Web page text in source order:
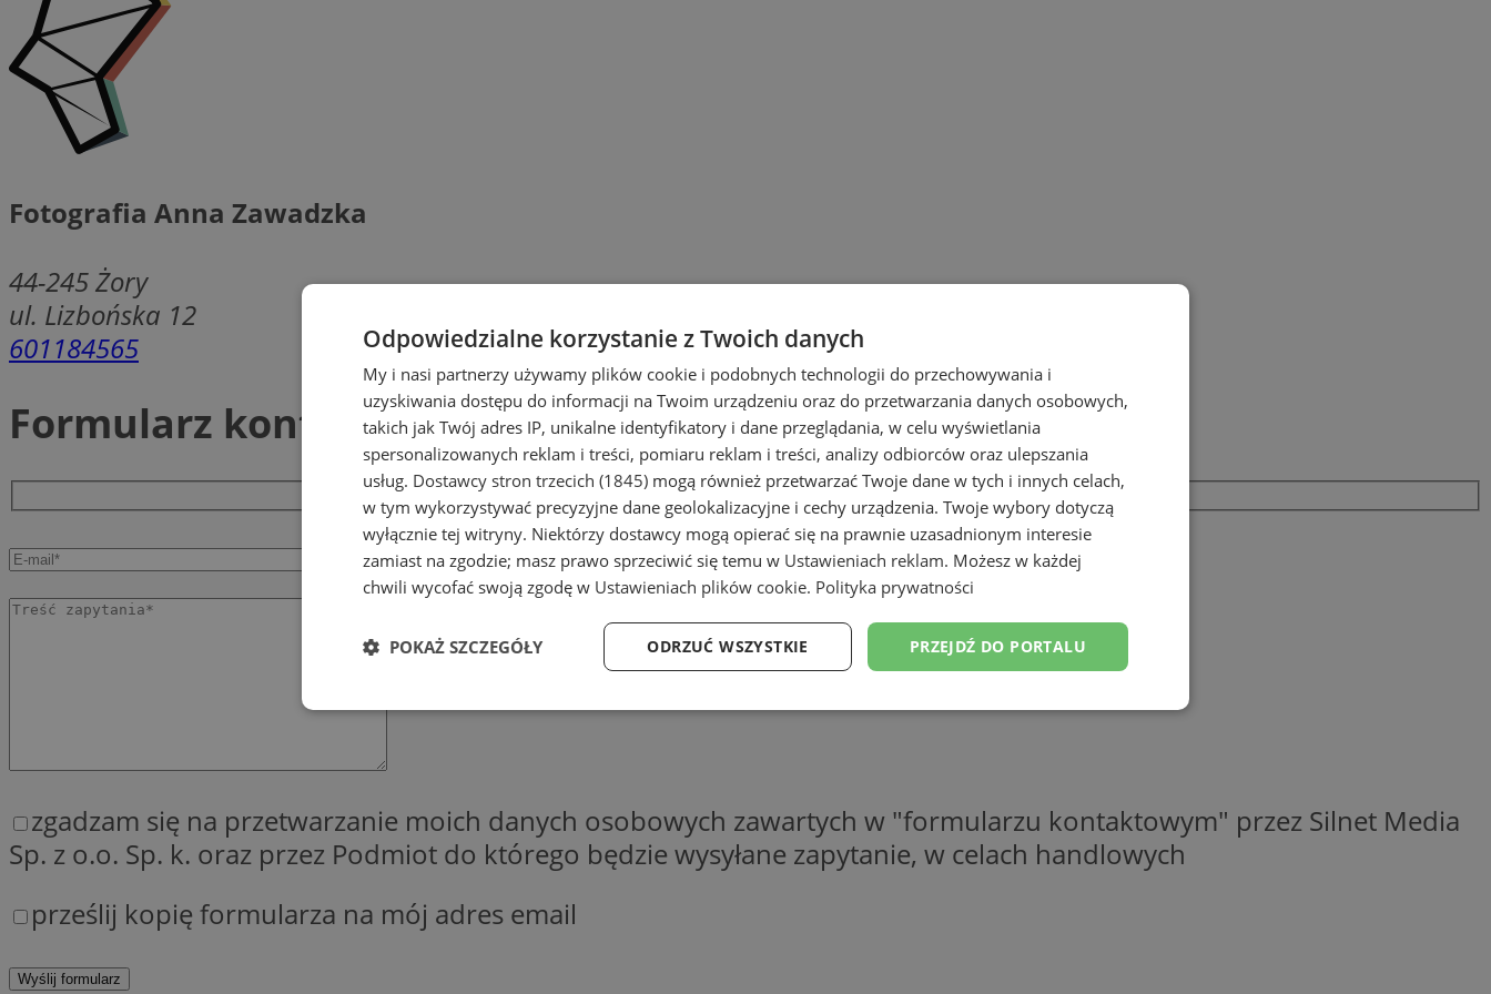
Fotografia Anna Zawadzka
44-245Żory
ul. Lizbońska 12
601184565
Formularz kontaktowy
zgadzam się na przetwarzanie moich danych osobowych zawartych w "formularzu kontaktowym" przez Silnet Media
Sp. z o.o. Sp. k. oraz przez Podmiot do którego będzie wysyłane zapytanie, w celach handlowych
prześlij kopię formularza na mój adres email
Odpowiedzialne korzystanie z Twoich danych
My i nasi partnerzy używamy plików cookie i podobnych technologii do przechowywania i
uzyskiwania dostępu do informacji na Twoim urządzeniu oraz do przetwarzania danych osobowych,
takich jak Twój adres IP, unikalne identyfikatory i dane przeglądania, w celu wyświetlania
spersonalizowanych reklam i treści, pomiaru reklam i treści, analizy odbiorców oraz ulepszania
usług. Dostawcy stron trzecich (1845) mogą również przetwarzać Twoje dane w tych i innych celach,
w tym wykorzystywać precyzyjne dane geolokalizacyjne i cechy urządzenia. Twoje wybory dotyczą
wyłącznie tej witryny. Niektórzy dostawcy mogą opierać się na prawnie uzasadnionym interesie
zamiast na zgodzie; masz prawo sprzeciwić się temu w Ustawieniach reklam. Możesz w każdej
chwili wycofać swoją zgodę w Ustawieniach plików cookie. Polityka prywatności
PRZEJDŹ DO PORTALU
ODRZUĆ WSZYSTKIE
POKAŻ SZCZEGÓŁY
Niezbędne Wydajność Targetowanie Funkcjonalność Niesklasyfikowane
Wydajność Targetowanie Funkcjonalność Niesklasyfikowane
Niezbędne pliki cookie umożliwiają korzystanie z podstawowych funkcji strony internetowej, takich jak logowanie użytkownika i
zarządzanie kontem. Bez niezbędnych plików cookie nie można prawidłowo korzystać ze strony internetowej.